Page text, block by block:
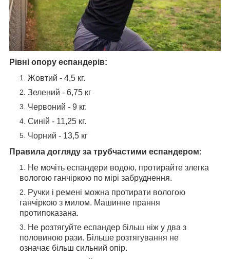
Рівні опору еспандерів:
Жовтий - 4,5 кг.
Зелений - 6,75 кг
Червоний - 9 кг.
Синій - 11,25 кг.
Чорний - 13,5 кг
Правила догляду за трубчастими еспандером:
Не мочіть еспандери водою, протирайте злегка
вологою ганчіркою по мірі забруднення.
Ручки і ремені можна протирати вологою
ганчіркою з милом. Машинне прання
протипоказана.
Не розтягуйте еспандер більш ніж у два з
половиною рази. Більше розтягування не
означає більш сильний опір.